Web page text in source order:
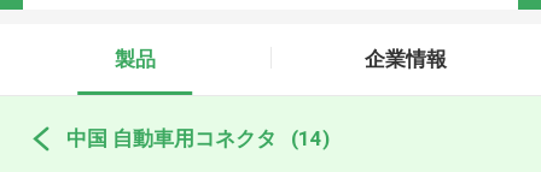
製品 企業情報
中国 自動車用コネクタ (14)